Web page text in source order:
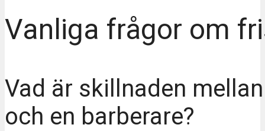
Vanliga frågor om
Vad är skillnaden
och en barberare?